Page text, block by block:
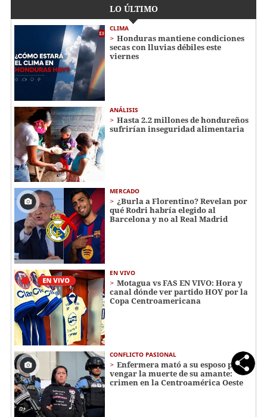
LO ÚLTIMO
CLIMA
Honduras mantiene condiciones
secas con lluvias débiles este
viernes
ANÁLISIS
Hasta 2.2 millones de hondureños
sufrirían inseguridad alimentaria
MERCADO
¿Burla a Florentino? Revelan por
qué Rodri habría elegido al
Barcelona y no al Real Madrid
EN VIVO
Motagua vs FAS EN VIVO: Hora y
canal dónde ver partido HOY por la
Copa Centroamericana
CONFLICTO PASIONAL
Enfermera mató a su esposo para
vengar la muerte de su amante:
crimen en la Centroamérica Oeste